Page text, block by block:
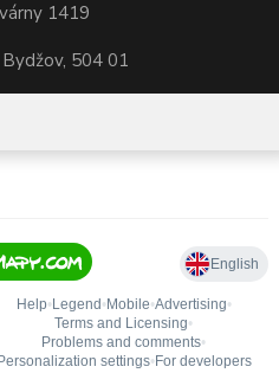
1419
504 01